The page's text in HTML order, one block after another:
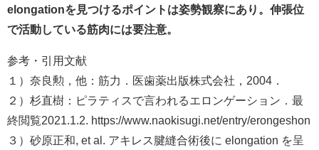
elongationを見つけるポイントは姿勢観察にあり。伸張位
で活動している筋肉には要注意。
参考・引用文献
１）奈良勲，他：筋力．医歯薬出版株式会社，2004．
２）杉直樹：ピラティスで言われるエロンゲーション．最
終閲覧2021.1.2. https://www.naokisugi.net/entry/erongeshon
３）砂原正和, et al. アキレス腱縫合術後に elongation を呈